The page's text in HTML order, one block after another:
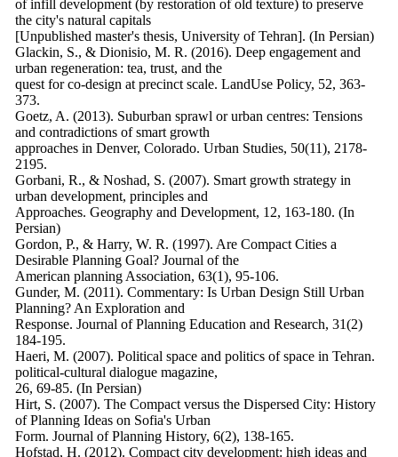
of infill development (by restoration of old texture) to preserve
the city's natural capitals
[Unpublished master's thesis, University of Tehran]. (In Persian)
Glackin, S., & Dionisio, M. R. (2016). Deep engagement and
urban regeneration: tea, trust, and the
quest for co-design at precinct scale. LandUse Policy, 52, 363-
373.
Goetz, A. (2013). Suburban sprawl or urban centres: Tensions
and contradictions of smart growth
approaches in Denver, Colorado. Urban Studies, 50(11), 2178-
2195.
Gorbani, R., & Noshad, S. (2007). Smart growth strategy in
urban development, principles and
Approaches. Geography and Development, 12, 163-180. (In
Persian)
Gordon, P., & Harry, W. R. (1997). Are Compact Cities a
Desirable Planning Goal? Journal of the
American planning Association, 63(1), 95-106.
Gunder, M. (2011). Commentary: Is Urban Design Still Urban
Planning? An Exploration and
Response. Journal of Planning Education and Research, 31(2)
184-195.
Haeri, M. (2007). Political space and politics of space in Tehran.
political-cultural dialogue magazine,
26, 69-85. (In Persian)
Hirt, S. (2007). The Compact versus the Dispersed City: History
of Planning Ideas on Sofia's Urban
Form. Journal of Planning History, 6(2), 138-165.
Hofstad, H. (2012). Compact city development: high ideas and